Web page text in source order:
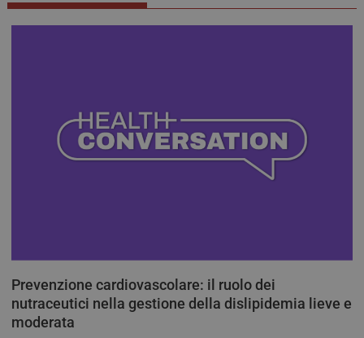
Prevenzione cardiovascolare: il ruolo dei
nutraceutici nella gestione della dislipidemia lieve e
moderata